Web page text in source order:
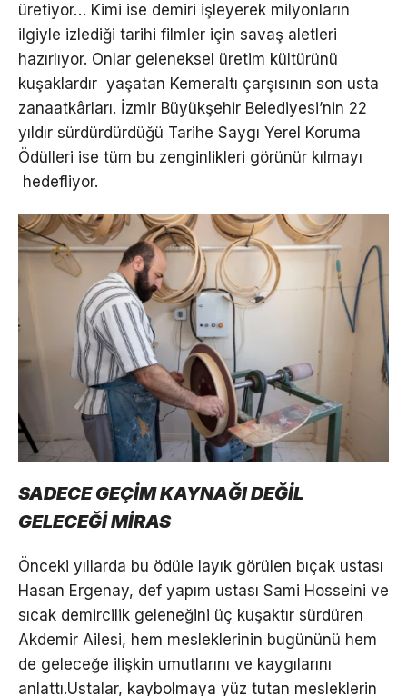
üretiyor… Kimi ise demiri işleyerek milyonların
ilgiyle izlediği tarihi filmler için savaş aletleri
hazırlıyor. Onlar geleneksel üretim kültürünü
kuşaklardır yaşatan Kemeraltı çarşısının son usta
zanaatkârları. İzmir Büyükşehir Belediyesi’nin 22
yıldır sürdürdürdüğü Tarihe Saygı Yerel Koruma
Ödülleri ise tüm bu zenginlikleri görünür kılmayı
hedefliyor.
SADECE GEÇİM KAYNAĞI DEĞİL
GELECEĞİ MİRAS
Önceki yıllarda bu ödüle layık görülen bıçak ustası
Hasan Ergenay, def yapım ustası Sami Hosseini ve
sıcak demircilik geleneğini üç kuşaktır sürdüren
Akdemir Ailesi, hem mesleklerinin bugününü hem
de geleceğe ilişkin umutlarını ve kaygılarını
anlattı.Ustalar, kaybolmaya yüz tutan mesleklerin